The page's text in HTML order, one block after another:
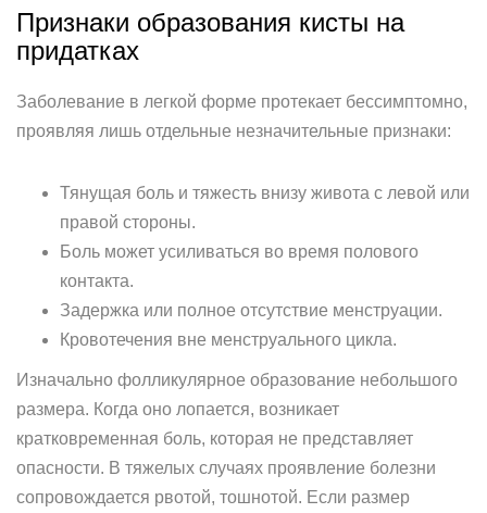
Признаки образования кисты на
придатках
Заболевание в легкой форме протекает бессимптомно,
проявляя лишь отдельные незначительные признаки:
Тянущая боль и тяжесть внизу живота с левой или
правой стороны.
Боль может усиливаться во время полового
контакта.
Задержка или полное отсутствие менструации.
Кровотечения вне менструального цикла.
Изначально фолликулярное образование небольшого
размера. Когда оно лопается, возникает
кратковременная боль, которая не представляет
опасности. В тяжелых случаях проявление болезни
сопровождается рвотой, тошнотой. Если размер